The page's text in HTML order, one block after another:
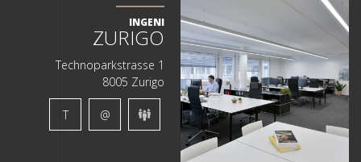
INGENI
ZURIGO
Technoparkstrasse 1
8005 Zurigo
T @